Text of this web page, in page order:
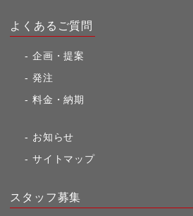
よくあるご質問
企画・提案
発注
料金・納期
お知らせ
サイトマップ
スタッフ募集